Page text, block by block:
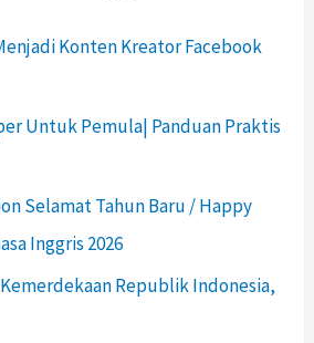
Konten Kreator Facebook
Untuk Pemula| Panduan Praktis
Selamat Tahun Baru / Happy
Inggris 2026
Republik Indonesia,